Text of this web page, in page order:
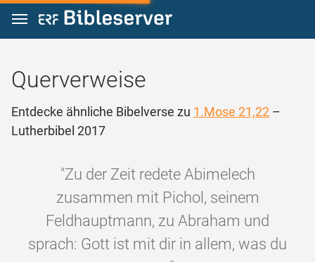
Zum Inhalt springen
Querverweise
Entdecke ähnliche Bibelverse zu 1.Mose 21,22 –
Lutherbibel 2017
"Zu der Zeit redete Abimelech
zusammen mit Pichol, seinem
Feldhauptmann, zu Abraham und
sprach: Gott ist mit dir in allem, was du